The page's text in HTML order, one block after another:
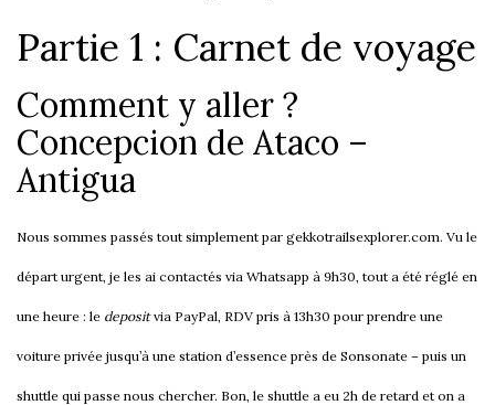
Partie 1 : Carnet de voyage
Comment y aller ?
Concepcion de Ataco –
Antigua
Nous sommes passés tout simplement par gekkotrailsexplorer.com. Vu le
départ urgent, je les ai contactés via Whatsapp à 9h30, tout a été réglé en
une heure : le depositvia PayPal, RDV pris à 13h30 pour prendre une
voiture privée jusqu’à une station d’essence près de Sonsonate – puis un
shuttle qui passe nous chercher. Bon, le shuttle a eu 2h de retard et on a